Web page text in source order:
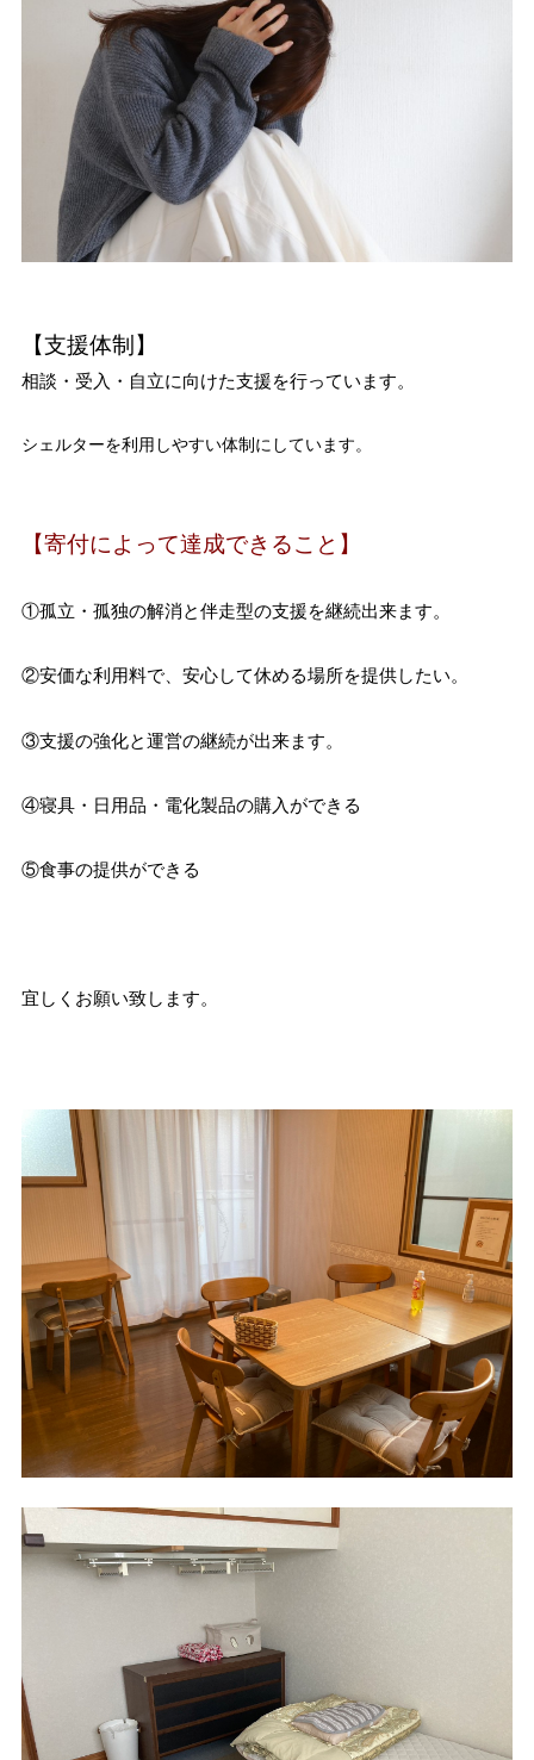
【支援体制】
相談・受入・自立に向けた支援を行っています。
シェルターを利用しやすい体制にしています。
【寄付によって達成できること】
①孤立・孤独の解消と伴走型の支援を継続出来ます。
②安価な利用料で、安心して休める場所を提供したい。
③支援の強化と運営の継続が出来ます。
④寝具・日用品・電化製品の購入ができる
⑤食事の提供ができる
宜しくお願い致します。